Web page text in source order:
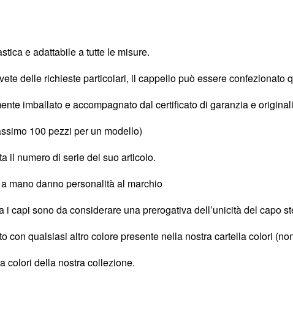
e adattabile a tutte le misure.
delle richieste particolari, il cappello può essere confezionato
imballato e accompagnato dal certificato di garanzia e
100 pezzi per un modello)
il numero di serie del suo articolo.
a mano danno personalità al marchio
capi sono da considerare una prerogativa dell’unicità del capo
con qualsiasi altro colore presente nella nostra cartella colori
colori della nostra collezione.